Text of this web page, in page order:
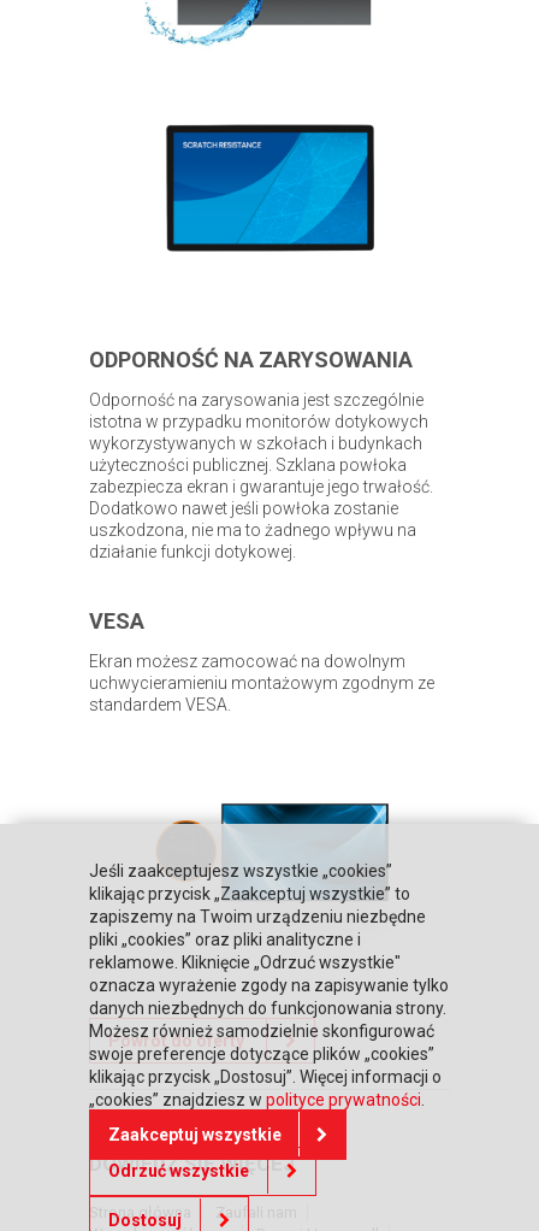
ODPORNOŚĆ NA ZARYSOWANIA
Odporność na zarysowania jest szczególnie
istotna w przypadku monitorów dotykowych
wykorzystywanych w szkołach i budynkach
użyteczności publicznej. Szklana powłoka
zabezpiecza ekran i gwarantuje jego trwałość.
Dodatkowo nawet jeśli powłoka zostanie
uszkodzona, nie ma to żadnego wpływu na
działanie funkcji dotykowej.
VESA
Ekran możesz zamocować na dowolnym
uchwycieramieniu montażowym zgodnym ze
standardem VESA.
Powrót do oferty
DOWIEDZ SIĘ WIĘCEJ
Strona główna
Zaufali nam
Jeśli zaakceptujesz wszystkie „cookies”
klikając przycisk „Zaakceptuj wszystkie” to
zapiszemy na Twoim urządzeniu niezbędne
pliki „cookies” oraz pliki analityczne i
reklamowe. Kliknięcie „Odrzuć wszystkie"
oznacza wyrażenie zgody na zapisywanie tylko
danych niezbędnych do funkcjonowania strony.
Możesz również samodzielnie skonfigurować
swoje preferencje dotyczące plików „cookies”
klikając przycisk „Dostosuj”. Więcej informacji o
„cookies” znajdziesz w polityce prywatności
Zaakceptuj wszystkie
Odrzuć wszystkie
Dostosuj